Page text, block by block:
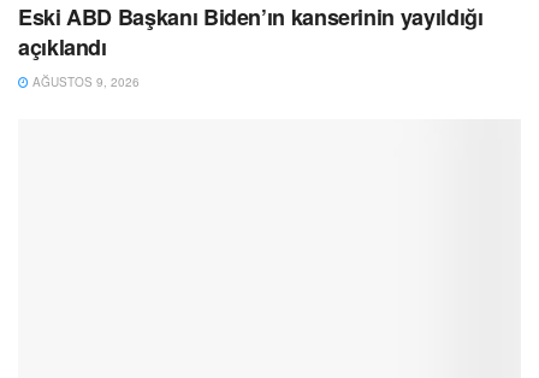
Eski ABD Başkanı Biden’ın kanserinin yayıldığı
açıklandı
AĞUSTOS 9, 2026